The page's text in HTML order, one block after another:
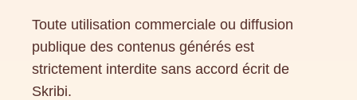
Toute utilisation commerciale ou diffusion
publique des contenus générés est
strictement interdite sans accord écrit de
Skribi.